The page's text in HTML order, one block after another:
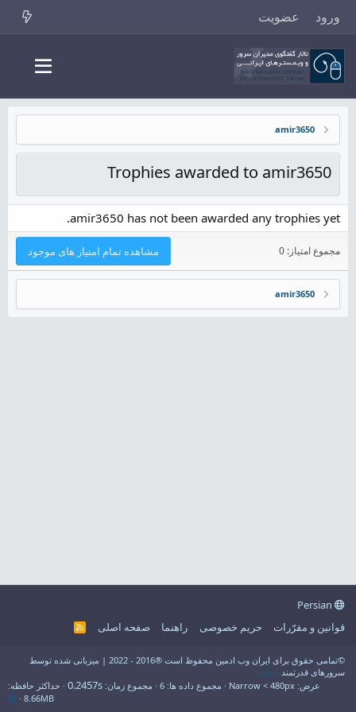
ورود عضویت
amir3650
Trophies awarded to amir3650
amir3650 has not been awarded any trophies yet.
مجموع امتیاز: 0 مشاهده تمام امتیاز های موجود
amir3650
قوانین و مقرّرات
حریم خصوصی راهنما صفحه اصلی
R
©تمامی حقوق برای ایران وب ادمین محفوظ است ®2016 - 2022 | میزبانی شده توسط
سرورهای قدرتمند فراسو
عرض
مجموع داده ها 6 مجموع زمان 0.2457s
حداکثر حافظه
8.66MB